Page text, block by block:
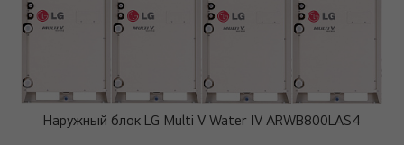
Наружный блок LG Multi V Water IV ARWB800LAS4